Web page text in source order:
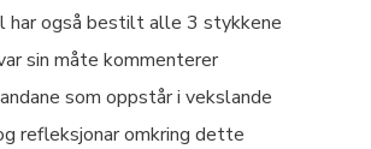
har også bestilt alle 3 stykkene
sin måte kommenterer
som oppstår i vekslande
refleksjonar omkring dette